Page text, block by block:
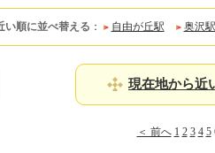
い順に並べ替える ： 自由が丘駅 奥沢駅
現在地から近
＜ 前へ 1 2 3 4 5